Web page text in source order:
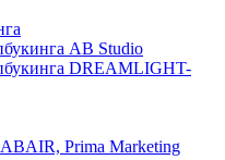
AB Studio
DREAMLIGHT-
Prima Marketing